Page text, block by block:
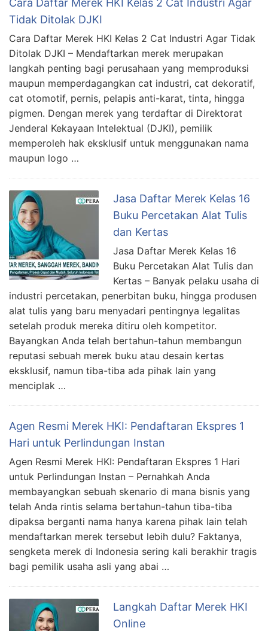
Cara Daftar Merek HKI Kelas 2 Cat Industri Agar
Tidak Ditolak DJKI
Cara Daftar Merek HKI Kelas 2 Cat Industri Agar Tidak
Ditolak DJKI – Mendaftarkan merek merupakan
langkah penting bagi perusahaan yang memproduksi
maupun memperdagangkan cat industri, cat dekoratif,
cat otomotif, pernis, pelapis anti-karat, tinta, hingga
pigmen. Dengan merek yang terdaftar di Direktorat
Jenderal Kekayaan Intelektual (DJKI), pemilik
memperoleh hak eksklusif untuk menggunakan nama
maupun logo …
Jasa Daftar Merek Kelas 16
Buku Percetakan Alat Tulis
dan Kertas
Jasa Daftar Merek Kelas 16
Buku Percetakan Alat Tulis dan
Kertas – Banyak pelaku usaha di
industri percetakan, penerbitan buku, hingga produsen
alat tulis yang baru menyadari pentingnya legalitas
setelah produk mereka ditiru oleh kompetitor.
Bayangkan Anda telah bertahun-tahun membangun
reputasi sebuah merek buku atau desain kertas
eksklusif, namun tiba-tiba ada pihak lain yang
menciplak …
Agen Resmi Merek HKI: Pendaftaran Ekspres 1
Hari untuk Perlindungan Instan
Agen Resmi Merek HKI: Pendaftaran Ekspres 1 Hari
untuk Perlindungan Instan – Pernahkah Anda
membayangkan sebuah skenario di mana bisnis yang
telah Anda rintis selama bertahun-tahun tiba-tiba
dipaksa berganti nama hanya karena pihak lain telah
mendaftarkan merek tersebut lebih dulu? Faktanya,
sengketa merek di Indonesia sering kali berakhir tragis
bagi pemilik usaha asli yang abai …
Langkah Daftar Merek HKI
Online